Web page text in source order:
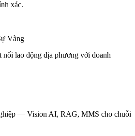
xác.
Vàng
lao động địa phương với doanh
— Vision AI, RAG, MMS cho chuỗi